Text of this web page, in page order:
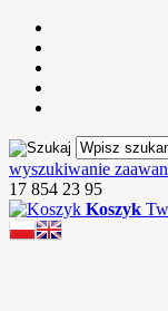
wyszukiwanie
17 854 23 95
Koszyk